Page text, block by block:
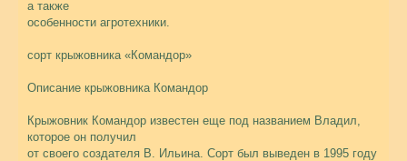
а также
особенности агротехники.
сорт крыжовника «Командор»
Описание крыжовника Командор
Крыжовник Командор известен еще под названием Владил,
которое он получил
от своего создателя В. Ильина. Сорт был выведен в 1995 году